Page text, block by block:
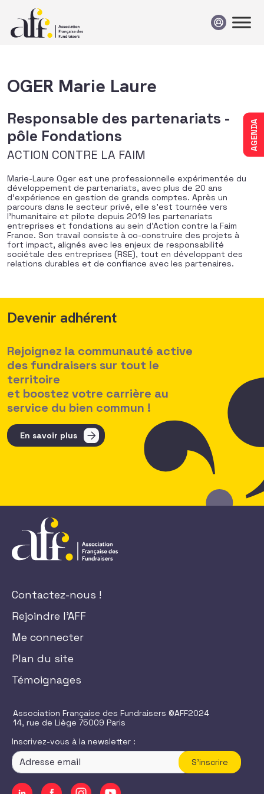
AGENDA
OGER Marie Laure
Responsable des partenariats -
pôle Fondations
ACTION CONTRE LA FAIM
Marie-Laure Oger est une professionnelle expérimentée du
développement de partenariats, avec plus de 20 ans
d’expérience en gestion de grands comptes. Après un
parcours dans le secteur privé, elle s’est tournée vers
l’humanitaire et pilote depuis 2019 les partenariats
entreprises et fondations au sein d’Action contre la Faim
France. Son travail consiste à co-construire des projets à
fort impact, alignés avec les enjeux de responsabilité
sociétale des entreprises (RSE), tout en développant des
relations durables et de confiance avec les partenaires.
Devenir adhérent
Rejoignez la communauté active
des fundraisers sur tout le
territoire
et boostez votre carrière au
service du bien commun !
En savoir plus
Contactez-nous !
Rejoindre l'AFF
Me connecter
Plan du site
Témoignages
Association Française des Fundraisers ©AFF2024
14, rue de Liège 75009 Paris
Inscrivez-vous à la newsletter :
S'inscrire